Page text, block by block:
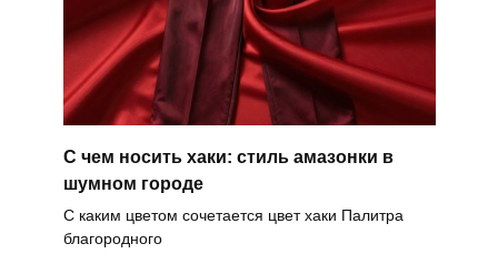
С чем носить хаки: стиль амазонки в
шумном городе
С каким цветом сочетается цвет хаки Палитра
благородного